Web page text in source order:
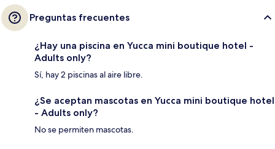
Preguntas frecuentes
¿Hay una piscina en Yucca mini boutique hotel -
Adults only?
Sí, hay 2 piscinas al aire libre.
¿Se aceptan mascotas en Yucca mini boutique hotel
- Adults only?
No se permiten mascotas.